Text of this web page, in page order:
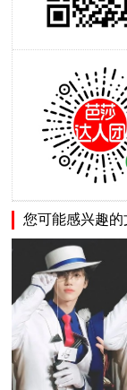
您可能感兴趣的